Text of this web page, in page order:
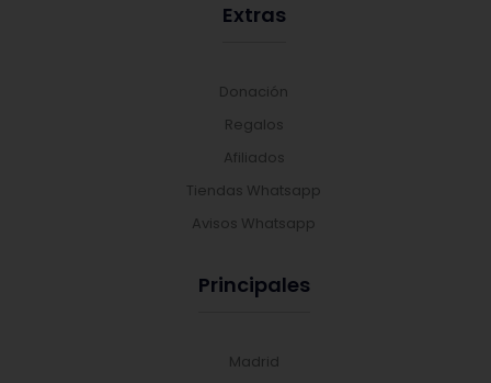
Extras
Donación
Regalos
Afiliados
Tiendas Whatsapp
Avisos Whatsapp
Principales
Madrid